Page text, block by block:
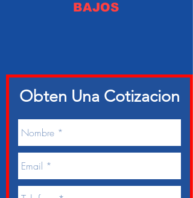
BAJOS
Obten Una Cotizacion